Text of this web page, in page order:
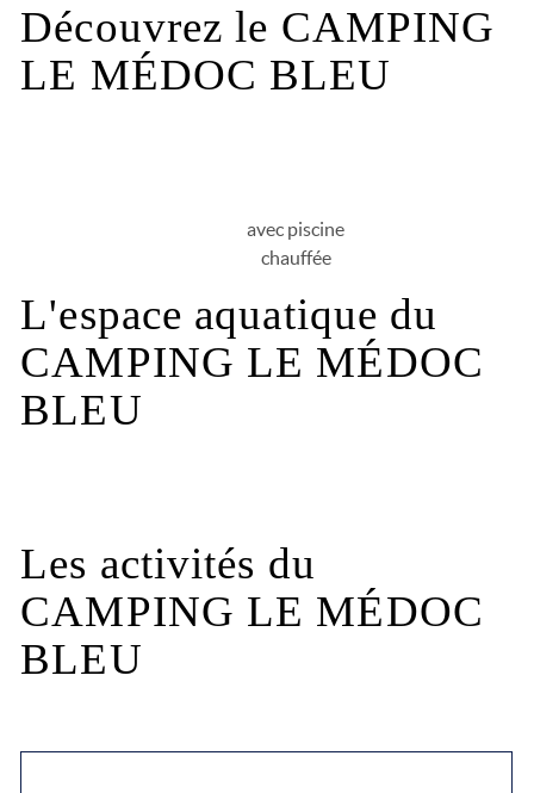
Découvrez le CAMPING
LE MÉDOC BLEU
avec piscine
chauffée
L'espace aquatique du
CAMPING LE MÉDOC
BLEU
Les activités du
CAMPING LE MÉDOC
BLEU